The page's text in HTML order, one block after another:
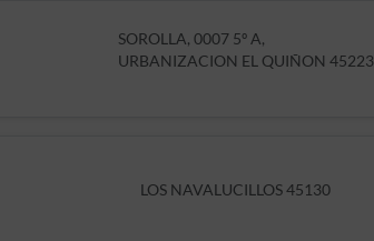
SOROLLA, 0007 5º A,
URBANIZACION EL QUIÑON 45223
LOS NAVALUCILLOS 45130